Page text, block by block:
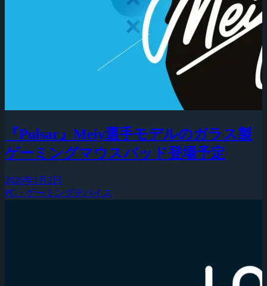
『Pulsar』Meiy選手モデルのガラス製
ゲーミングマウスパッド登場予定
2026年1月2日
PC・ゲーミングデバイス